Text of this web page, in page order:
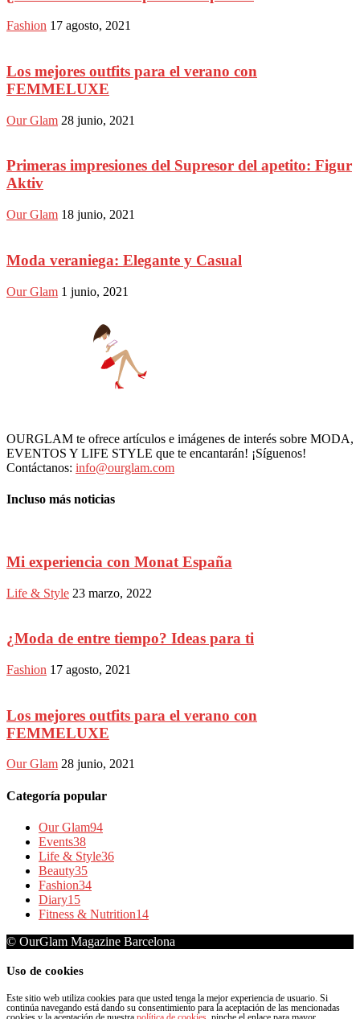
Fashion 17 agosto, 2021
Los mejores outfits para el verano con
FEMMELUXE
Our Glam 28 junio, 2021
Primeras impresiones del Supresor del apetito: Figur
Aktiv
Our Glam 18 junio, 2021
Moda veraniega: Elegante y Casual
Our Glam 1 junio, 2021
OURGLAM te ofrece artículos e imágenes de interés sobre MODA,
EVENTOS Y LIFE STYLE que te encantarán! ¡Síguenos!
Contáctanos: info@ourglam.com
Incluso más noticias
Mi experiencia con Monat España
Life & Style 23 marzo, 2022
¿Moda de entre tiempo? Ideas para ti
Fashion 17 agosto, 2021
Los mejores outfits para el verano con
FEMMELUXE
Our Glam 28 junio, 2021
Categoría popular
Our Glam94
Events38
Life & Style36
Beauty35
Fashion34
Diary15
Fitness & Nutrition14
© OurGlam Magazine Barcelona
Uso de cookies
Este sitio web utiliza cookies para que usted tenga la mejor experiencia de usuario. Si
continúa navegando está dando su consentimiento para la aceptación de las mencionadas